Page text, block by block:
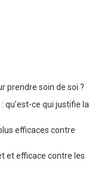
prendre soin de soi ?
qu’est-ce qui justifie la
efficaces contre
et efficace contre les